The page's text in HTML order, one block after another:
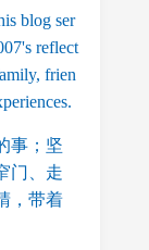
blog ser
reflect
frien
事；坚
门、走
，带着